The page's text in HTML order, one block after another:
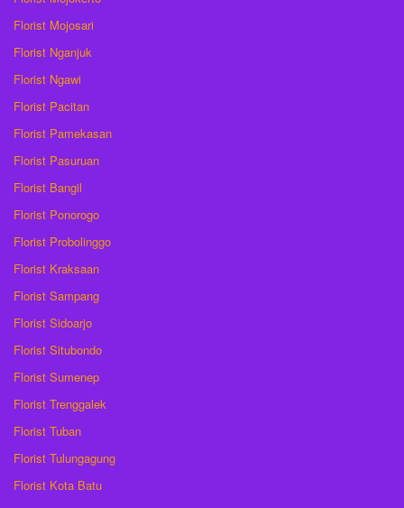
Florist Mojosari
Florist Nganjuk
Florist Ngawi
Florist Pacitan
Florist Pamekasan
Florist Pasuruan
Florist Bangil
Florist Ponorogo
Florist Probolinggo
Florist Kraksaan
Florist Sampang
Florist Sidoarjo
Florist Situbondo
Florist Sumenep
Florist Trenggalek
Florist Tuban
Florist Tulungagung
Florist Kota Batu